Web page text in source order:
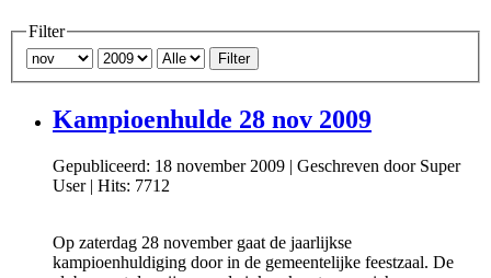
Filter
Filter
Kampioenhulde 28 nov 2009
Gepubliceerd: 18 november 2009 | Geschreven door Super
User| Hits: 7712
Op zaterdag 28 november gaat de jaarlijkse
kampioenhuldiging door in de gemeentelijke feestzaal. De